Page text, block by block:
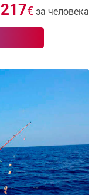
217€ за человека